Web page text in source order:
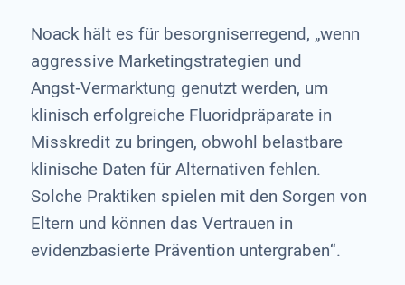
Noack hält es für besorgniserregend, „wenn
aggressive Marketingstrategien und
Angst‑Vermarktung genutzt werden, um
klinisch erfolgreiche Fluoridpräparate in
Misskredit zu bringen, obwohl belastbare
klinische Daten für Alternativen fehlen.
Solche Praktiken spielen mit den Sorgen von
Eltern und können das Vertrauen in
evidenzbasierte Prävention untergraben“.